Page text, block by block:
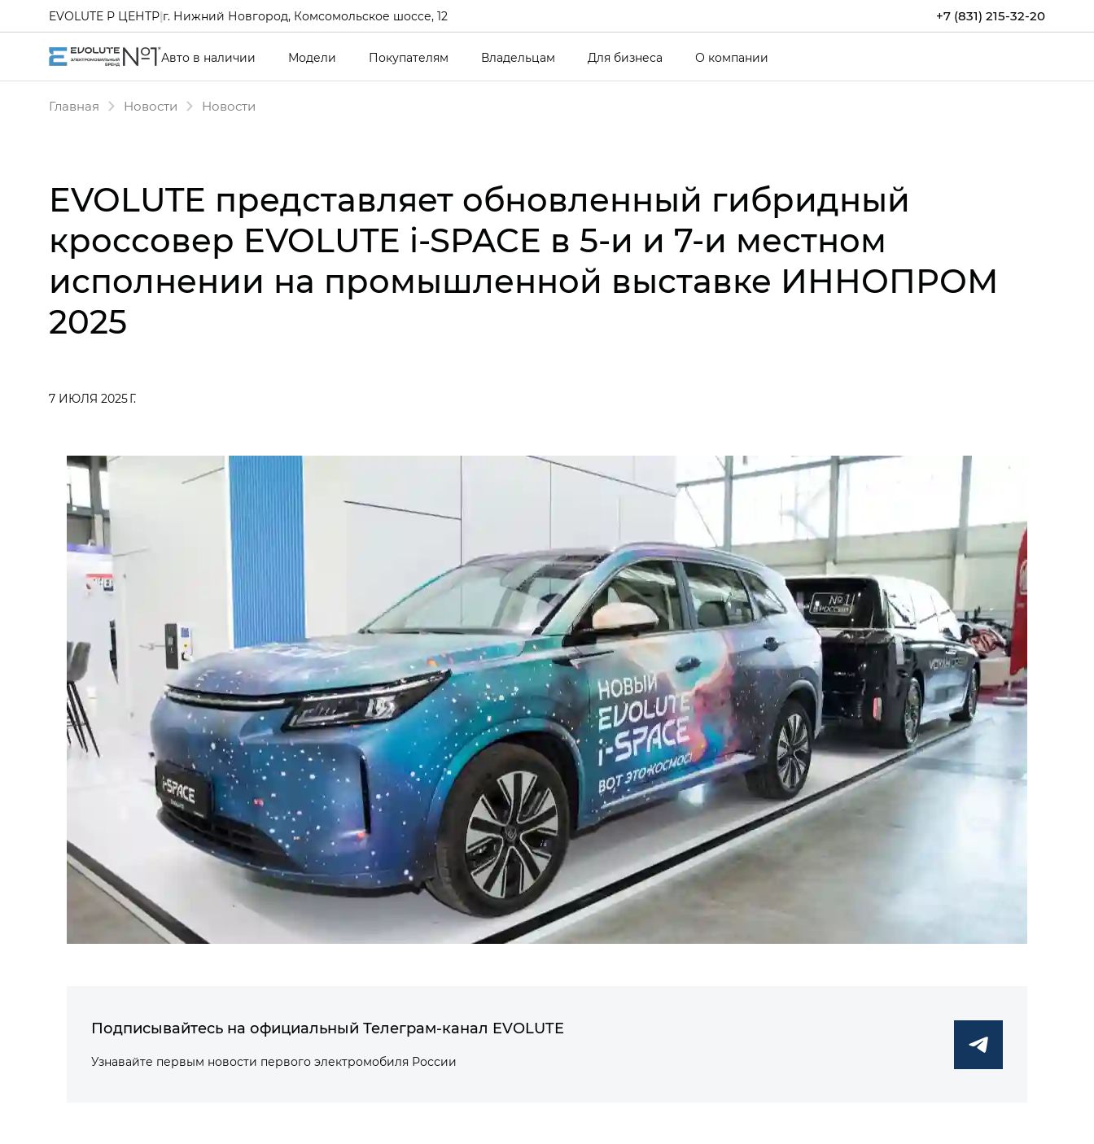
+7 (831) 215-32-20
EVOLUTE Р ЦЕНТР|г. Нижний Новгород, Комсомольское шоссе, 12
Авто в наличии Модели Покупателям Владельцам Для бизнеса О компании
Главная Новости Новости
EVOLUTE представляет обновленный гибридный
кроссовер EVOLUTE i‑SPACE в 5‑и и 7‑и местном
исполнении на промышленной выставке ИННОПРОМ
2025
7 ИЮЛЯ 2025 Г.
Подписывайтесь на официальный Телеграм-канал EVOLUTE
Узнавайте первым новости первого электромобиля России